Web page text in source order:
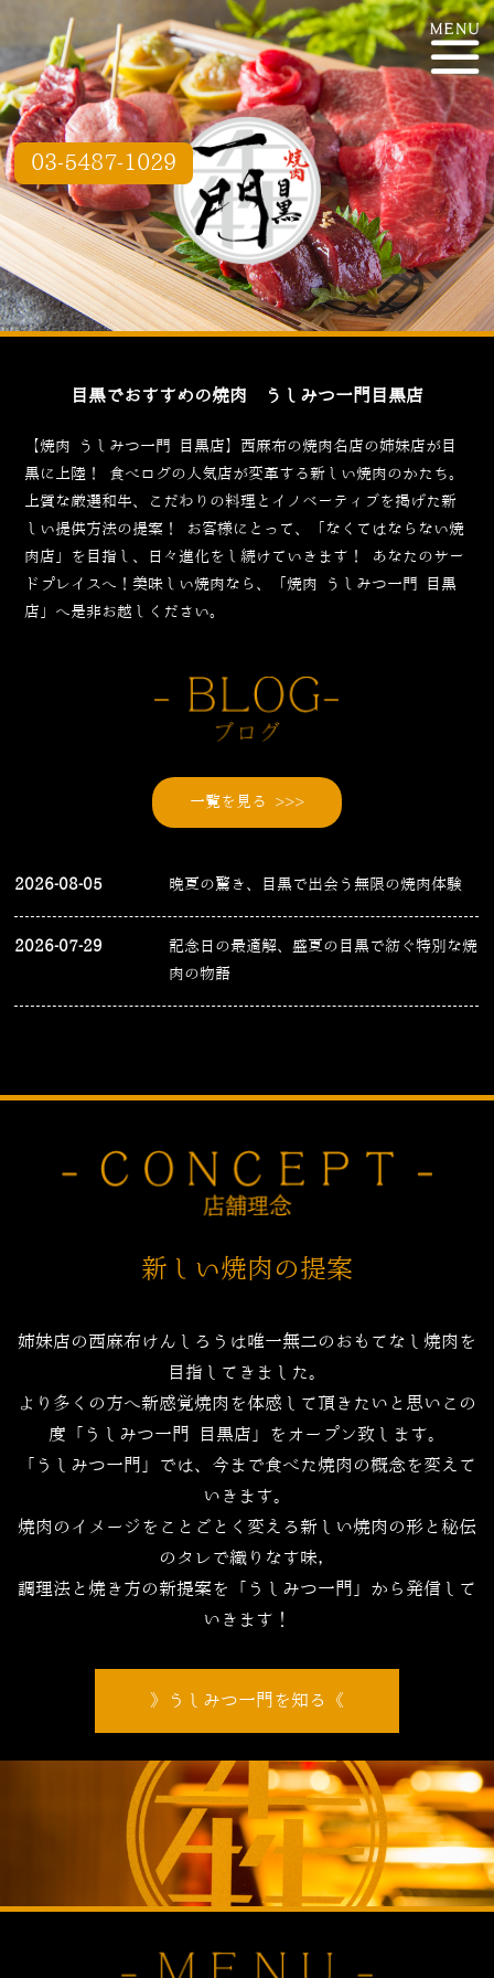
03-5487-1029
目黒でおすすめの焼肉 うしみつ一門目黒店
【焼肉 うしみつ一門 目黒店】西麻布の焼肉名店の姉妹店が目
黒に上陸！
食べログの人気店が変革する新しい焼肉のかたち。
上質な厳選和牛、こだわりの料理とイノベーティブを掲げた新
しい提供方法の提案！
お客様にとって、「なくてはならない焼
肉店」を目指し、日々進化をし続けていきます！
あなたのサー
ドプレイスへ！美味しい焼肉なら、「焼肉 うしみつ一門 目黒
店」へ是非お越しください。
一覧を見る >>>
2026-08-05 晩夏の驚き、目黒で出会う無限の焼肉体験
2026-07-29
記念日の最適解、盛夏の目黒で紡ぐ特別な焼
肉の物語
新しい焼肉の提案
姉妹店の西麻布けんしろうは唯一無二のおもてなし焼肉を
目指してきました。
より多くの方へ新感覚焼肉を体感して頂きたいと思いこの
度「うしみつ一門 目黒店」をオープン致します。
「うしみつ一門」では、今まで食べた焼肉の概念を変えて
いきます。
焼肉のイメージをことごとく変える新しい焼肉の形と秘伝
のタレで織りなす味，
調理法と焼き方の新提案を「うしみつ一門」から発信して
いきます！
うしみつ一門を知る